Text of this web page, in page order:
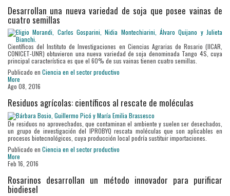
Desarrollan una nueva variedad de soja que posee vainas de
cuatro semillas
Científicos del Instituto de Investigaciones en Ciencias Agrarias de Rosario (IICAR,
CONICET-UNR) obtuvieron una nueva variedad de soja denominada Tango 4S, cuya
principal característica es que el 60% de sus vainas tienen cuatro semillas.
Publicado en Ciencia en el sector productivo
More
Ago 08, 2016
Residuos agrícolas: científicos al rescate de moléculas
De residuos no aprovechados, que contaminan el ambiente y suelen ser desechados,
un grupo de investigación del IPROBYQ rescata moléculas que son aplicables en
procesos biotecnológicos, cuya producción local podría sustituir importaciones.
Publicado en Ciencia en el sector productivo
More
Feb 16, 2016
Rosarinos desarrollan un método innovador para purificar
biodiesel